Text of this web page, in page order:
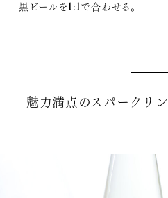
黒ビールを1:1で合わせる。
魅力満点のスパークリ